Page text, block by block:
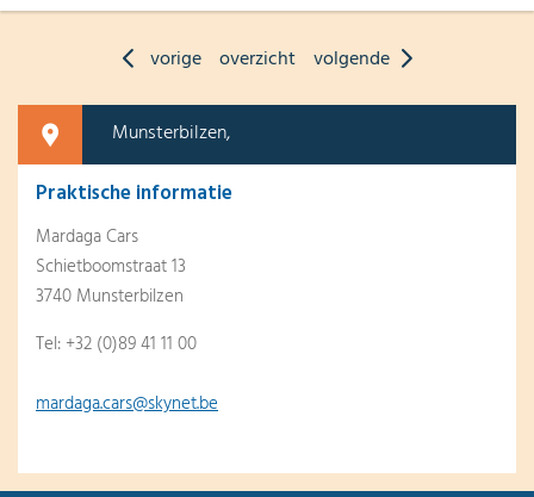
vorige overzicht volgende
Munsterbilzen,
Praktische informatie
Mardaga Cars
Schietboomstraat 13
3740 Munsterbilzen
Tel: +32 (0)89 41 11 00
mardaga.cars@skynet.be